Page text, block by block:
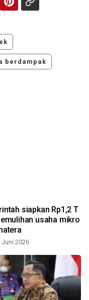
berdampak
siapkan Rp1,2 T
usaha mikro
Juni 2026